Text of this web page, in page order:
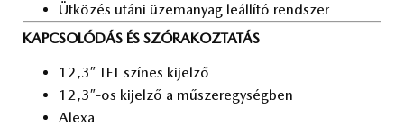
Üt­kö­zés utá­ni üzem­anyag le­ál­lí­tó rend­szer
KAPCSOLÓDÁS ÉS SZÓRAKOZTATÁS
12,3″ TFT szí­nes ki­jel­ző
12,3″-os ki­jel­ző a mű­szer­egy­ség­ben
Ale­xa